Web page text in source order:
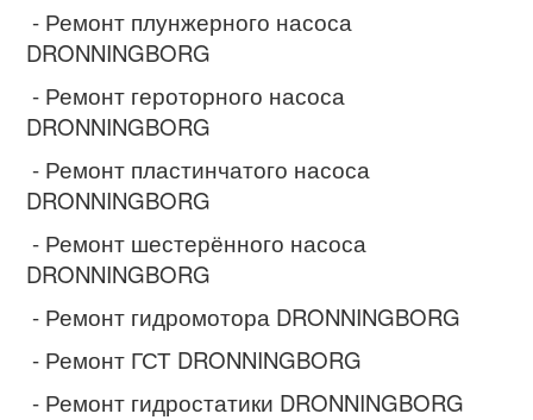
- Ремонт плунжерного насоса
DRONNINGBORG
- Ремонт героторного насоса
DRONNINGBORG
- Ремонт пластинчатого насоса
DRONNINGBORG
- Ремонт шестерённого насоса
DRONNINGBORG
- Ремонт гидромотора DRONNINGBORG
- Ремонт ГСТ DRONNINGBORG
- Ремонт гидростатики DRONNINGBORG